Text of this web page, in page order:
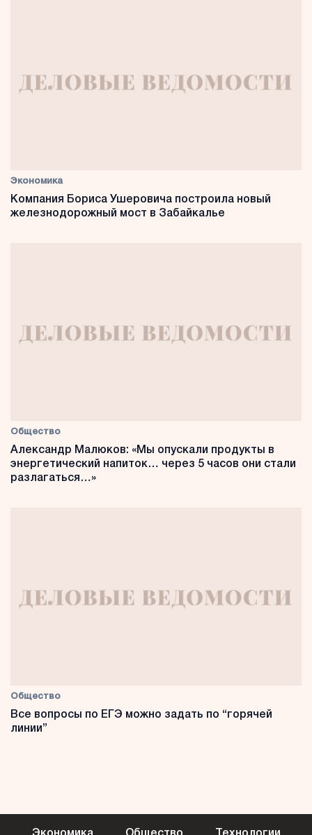
Экономика
Компания Бориса Ушеровича построила новый
железнодорожный мост в Забайкалье
Общество
Александр Малюков: «Мы опускали продукты в
энергетический напиток… через 5 часов они стали
разлагаться…»
Общество
Все вопросы по ЕГЭ можно задать по “горячей
линии”